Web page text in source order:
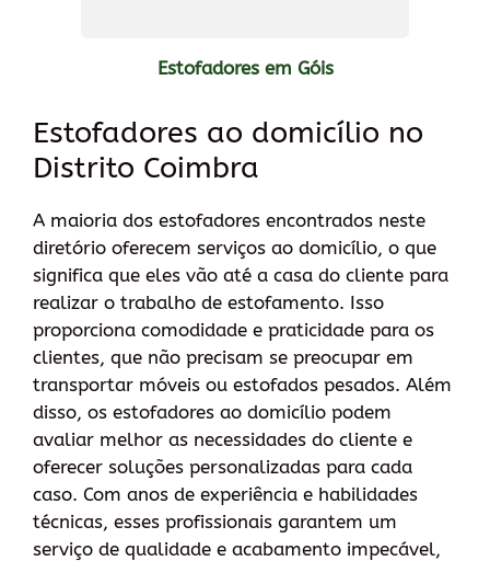
Estofadores em Góis
Estofadores ao domicílio no
Distrito Coimbra
A maioria dos estofadores encontrados neste
diretório oferecem serviços ao domicílio, o que
significa que eles vão até a casa do cliente para
realizar o trabalho de estofamento. Isso
proporciona comodidade e praticidade para os
clientes, que não precisam se preocupar em
transportar móveis ou estofados pesados. Além
disso, os estofadores ao domicílio podem
avaliar melhor as necessidades do cliente e
oferecer soluções personalizadas para cada
caso. Com anos de experiência e habilidades
técnicas, esses profissionais garantem um
serviço de qualidade e acabamento impecável,